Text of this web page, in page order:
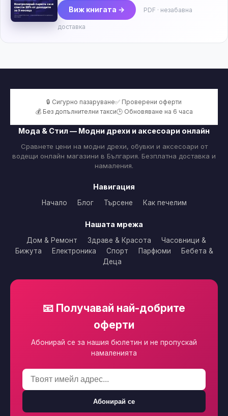
Виж книгата → PDF · незабавна
доставка
🔒 Сигурно пазаруване✅ Проверени оферти
💰 Без допълнителни такси🕒 Обновяване на 6 часа
Мода & Стил — Модни дрехи и аксесоари онлайн
Сравнете цени на модни дрехи, обувки и аксесоари от
водещи онлайн магазини в България. Безплатна доставка и
намаления.
Навигация
Начало Блог Търсене Как печелим
Нашата мрежа
Дом & Ремонт Здраве & Красота
Часовници &
Бижута
Електроника Спорт Парфюми
Бебета &
Деца
📧 Получавай най-добрите
оферти
Абонирай се за нашия бюлетин и не пропускай
намаленията
Абонирай се